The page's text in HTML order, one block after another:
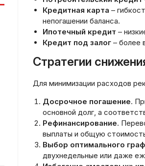
Кредитная карта –
непогашении баланса.
Ипотечный кредит –
Кредит под залог – более
Стратегии
Для минимизации расходов
Досрочное погашение.
основной долг, а
Рефинансирование.
выплаты и общую
Выбор оптимального
двухнедельные или даже